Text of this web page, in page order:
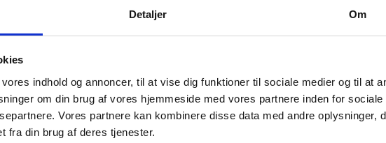
Detaljer Om
indhold og annoncer, til at vise dig funktioner til sociale medier og til at
om din brug af vores hjemmeside med vores partnere inden for sociale
Vores partnere kan kombinere disse data med andre oplysninger,
fra din brug af deres tjenester.